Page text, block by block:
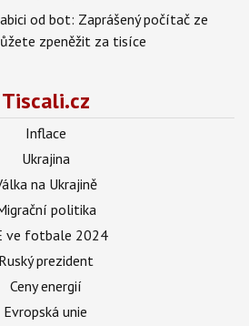
od bot: Zaprášený počítač ze
zpeněžit za tisíce
Tiscali.cz
Inflace
Ukrajina
na Ukrajině
politika
ve fotbale 2024
Ruský prezident
Ceny energií
Evropská unie